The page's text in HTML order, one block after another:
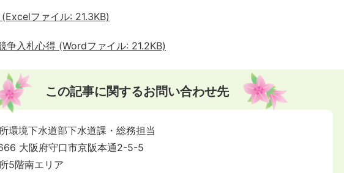
ファイル: 21.3KB)
争入札心得 (Wordファイル: 21.2KB)
この記事に関するお問い合わせ先
環境下水道部下水道課・総務担当
大阪府守口市京阪本通2-5-5
5階南エリア